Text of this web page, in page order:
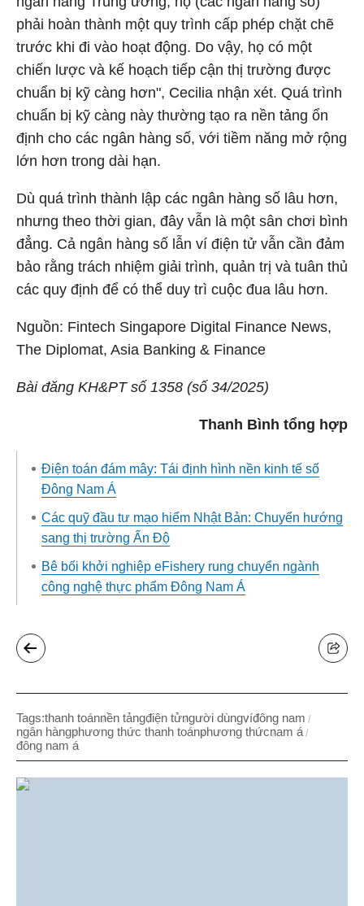
phải hoàn thành một quy trình cấp phép chặt chẽ
trước khi đi vào hoạt động. Do vậy, họ có một
chiến lược và kế hoạch tiếp cận thị trường được
chuẩn bị kỹ càng hơn", Cecilia nhận xét. Quá trình
chuẩn bị kỹ càng này thường tạo ra nền tảng ổn
định cho các ngân hàng số, với tiềm năng mở rộng
lớn hơn trong dài hạn.
Dù quá trình thành lập các ngân hàng số lâu hơn,
nhưng theo thời gian, đây vẫn là một sân chơi bình
đẳng. Cả ngân hàng số lẫn ví điện tử vẫn cần đảm
bảo rằng trách nhiệm giải trình, quản trị và tuân thủ
các quy định để có thể duy trì cuộc đua lâu hơn.
Nguồn: Fintech Singapore Digital Finance News,
The Diplomat, Asia Banking & Finance
Bài đăng KH&PT số 1358 (số 34/2025)
Thanh Bình tổng hợp
Điện toán đám mây: Tái định hình nền kinh tế số
Đông Nam Á
Các quỹ đầu tư mạo hiểm Nhật Bản: Chuyển hướng
sang thị trường Ấn Độ
Bê bối khởi nghiệp eFishery rung chuyển ngành
công nghệ thực phẩm Đông Nam Á
Tags:thanh toánnền tảngđiện tửngười dùngvíđông nam
ngân hàngphương thức thanh toánphương thứcnam á
đông nam á